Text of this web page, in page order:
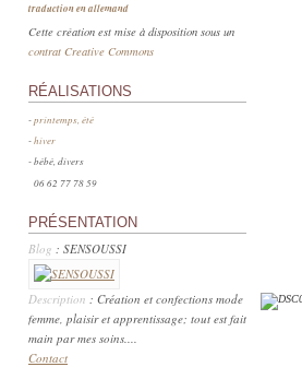
traduction en allemand
Cette création est mise à disposition sous un
contrat Creative Commons
RÉALISATIONS
-printemps, été
-hiver
- bébé, divers
06 62 77 78 59
PRÉSENTATION
Blog : SENSOUSSI
Description : Création et confections mode
femme, plaisir et apprentissage; tout est fait
main par mes soins....
Contact